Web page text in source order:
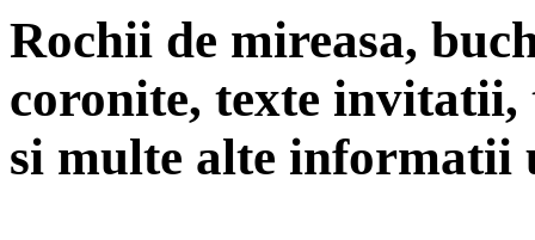
Rochii de mireasa,
coronite, texte
si multe alte informatii